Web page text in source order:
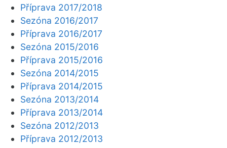
Příprava 2017/2018
Sezóna 2016/2017
Příprava 2016/2017
Sezóna 2015/2016
Příprava 2015/2016
Sezóna 2014/2015
Příprava 2014/2015
Sezóna 2013/2014
Příprava 2013/2014
Sezóna 2012/2013
Příprava 2012/2013